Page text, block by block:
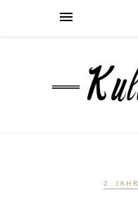
2. JAHR